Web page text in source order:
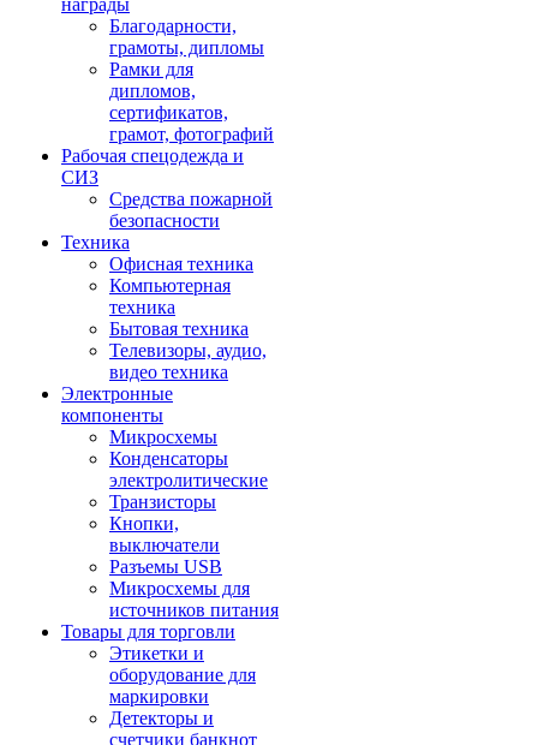
награды
Благодарности,
грамоты, дипломы
Рамки для
дипломов,
сертификатов,
грамот, фотографий
Рабочая спецодежда и
СИЗ
Средства пожарной
безопасности
Техника
Офисная техника
Компьютерная
техника
Бытовая техника
Телевизоры, аудио,
видео техника
Электронные
компоненты
Микросхемы
Конденсаторы
электролитические
Транзисторы
Кнопки,
выключатели
Разъемы USB
Микросхемы для
источников питания
Товары для торговли
Этикетки и
оборудование для
маркировки
Детекторы и
счетчики банкнот